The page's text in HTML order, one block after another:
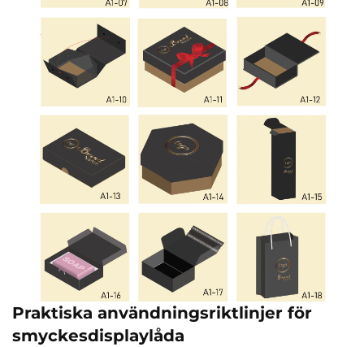
Praktiska användningsriktlinjer för
smyckesdisplaylåda